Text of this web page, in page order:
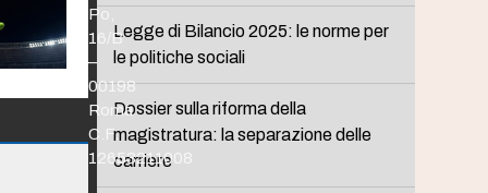
Legge di Bilancio 2025: le norme per
le politiche sociali
Dossier sulla riforma della
magistratura: la separazione delle
carriere
Po,
16/B
–
00198
Roma
C.F.
12653211008